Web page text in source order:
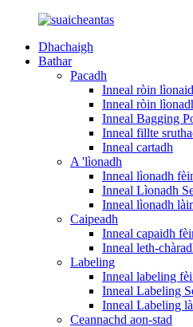
Dhachaigh
Bathar
Pacadh
Inneal ròin
Inneal ròin
Inneal Bagging
Inneal fillte
Inneal cartadh
A 'lìonadh
Inneal lìonadh
Inneal Lìonadh
Inneal lìonadh
Caipeadh
Inneal capaidh
Inneal leth-
Labeling
Inneal labeling
Inneal Labeling
Inneal Labeling
Ceannachd aon-stad